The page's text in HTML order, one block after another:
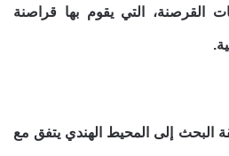
القرصنة، التي يقوم بها قراصنة
البحث إلى المحيط الهندي يتفق مع